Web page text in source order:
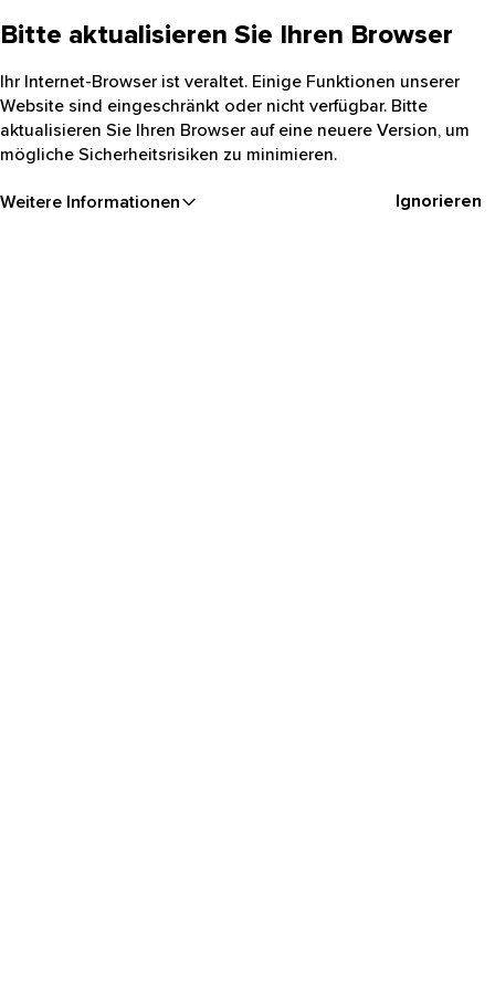
Bitte aktualisieren Sie Ihren Browser
Ihr Internet-Browser ist veraltet. Einige Funktionen unserer
Website sind eingeschränkt oder nicht verfügbar. Bitte
aktualisieren Sie Ihren Browser auf eine neuere Version, um
mögliche Sicherheitsrisiken zu minimieren.
Weitere Informationen Ignorieren